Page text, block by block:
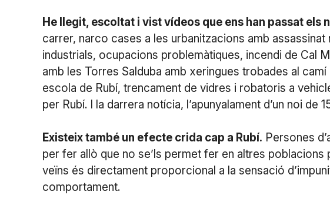
He llegit, escoltat i vist vídeos que ens han passat els
carrer, narco cases a les urbanitzacions amb
industrials, ocupacions problemàtiques, incendi de Cal
amb les Torres Salduba amb xeringues trobades al camí
escola de Rubí, trencament de vidres i robatoris a
per Rubí. I la darrera notícia, l’apunyalament d’un noi de
Existeix també un efecte crida cap a Rubí. Persones
per fer allò que no se’ls permet fer en altres poblacions
veïns és directament proporcional a la sensació
comportament.